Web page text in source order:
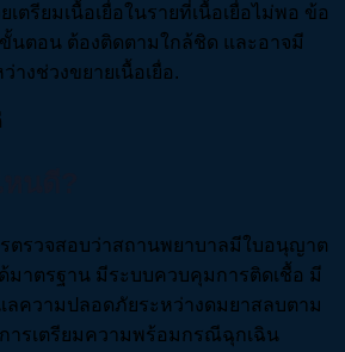
ตรียมเนื้อเยื่อในรายที่เนื้อเยื่อไม่พอ ข้อ
นตอน ต้องติดตามใกล้ชิด และอาจมี
างช่วงขยายเนื้อเยื่อ.
ตรวจสอบว่าสถานพยาบาลมีใบอนุญาต
มาตรฐาน มีระบบควบคุมการติดเชื้อ มี
ความปลอดภัยระหว่างดมยาสลบตาม
ารเตรียมความพร้อมกรณีฉุกเฉิน